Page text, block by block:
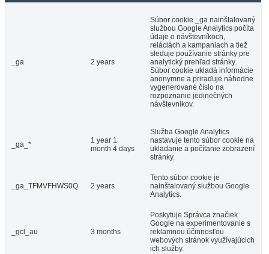
_ga 2 years
Súbor cookie _ga nainštalovaný
službou Google Analytics počíta
údaje o návštevníkoch,
reláciách a kampaniach a tiež
sleduje používanie stránky pre
analytický prehľad stránky.
Súbor cookie ukladá informácie
anonymne a priraďuje náhodne
vygenerované číslo na
rozpoznanie jedinečných
návštevníkov.
_ga_*
1 year 1
month 4 days
Služba Google Analytics
nastavuje tento súbor cookie na
ukladanie a počítanie zobrazení
stránky.
_ga_TFMVFHWS0Q 2 years
Tento súbor cookie je
nainštalovaný službou Google
Analytics.
_gcl_au 3 months
Poskytuje Správca značiek
Google na experimentovanie s
reklamnou účinnosťou
webových stránok využívajúcich
ich služby.